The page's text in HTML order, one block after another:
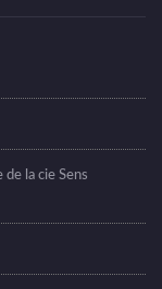
la cie Sens